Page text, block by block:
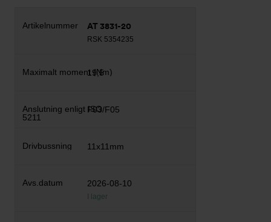
AT 3831-20
RSK 5354235
19,5
F03/F05
11x11mm
2026-08-10
I lager